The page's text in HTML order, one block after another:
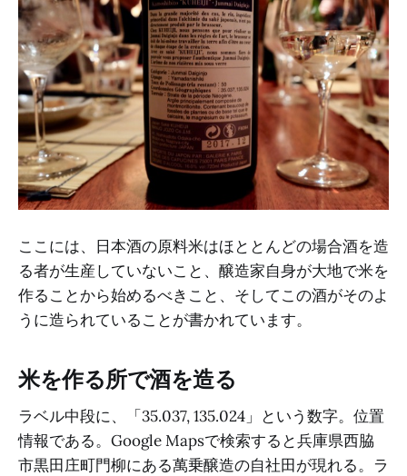
ここには、日本酒の原料米はほととんどの場合酒を造
る者が生産していないこと、醸造家自身が大地で米を
作ることから始めるべきこと、そしてこの酒がそのよ
うに造られていることが書かれています。
米を作る所で酒を造る
ラベル中段に、「35.037, 135.024」という数字。位置
情報である。Google Mapsで検索すると兵庫県西脇
市黒田庄町門柳にある萬乗醸造の自社田が現れる。ラ